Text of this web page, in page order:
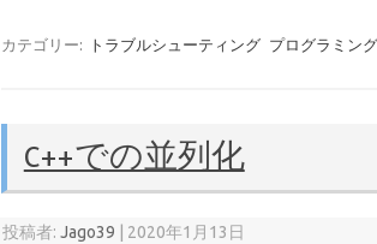
it e
o
k
カテゴリー: トラブルシューティング プログラミング
C++での並列化
投稿者:Jago39 2020年1月13日